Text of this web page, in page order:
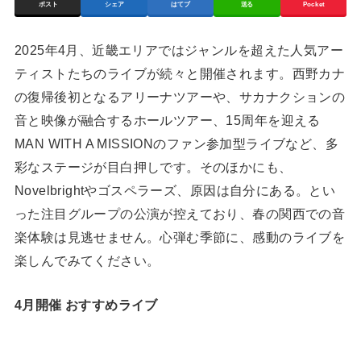
ポスト シェア はてブ 送る Pocket
2025年4月、近畿エリアではジャンルを超えた人気アー
ティストたちのライブが続々と開催されます。西野カナ
の復帰後初となるアリーナツアーや、サカナクションの
音と映像が融合するホールツアー、15周年を迎える
MAN WITH A MISSIONのファン参加型ライブなど、多
彩なステージが目白押しです。そのほかにも、
Novelbrightやゴスペラーズ、原因は自分にある。とい
った注目グループの公演が控えており、春の関西での音
楽体験は見逃せません。心弾む季節に、感動のライブを
楽しんでみてください。
4月開催 おすすめライブ